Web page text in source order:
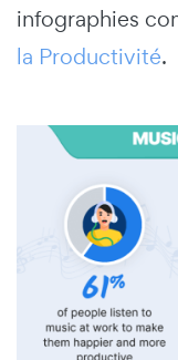
infographies
la Productivité.